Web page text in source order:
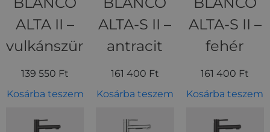
ALTA II –
vulkánszürke
139 550 Ft
Kosárba teszem
ALTA-S II –
antracit
161 400 Ft
Kosárba teszem
ALTA-S II –
fehér
161 400 Ft
Kosárba teszem